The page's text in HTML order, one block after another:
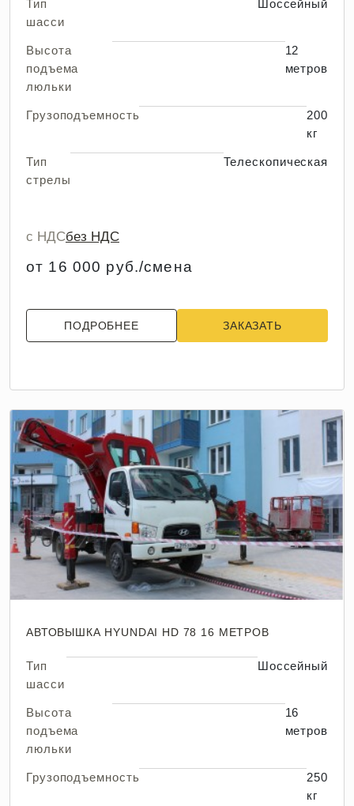
Тип
шасси
Шоссейный
Высота
подъема
люльки
12
метров
Грузоподъемность
200
кг
Тип
стрелы
Телескопическая
с НДСбез НДС
от 16 000 руб./смена
ПОДРОБНЕЕ ЗАКАЗАТЬ
АВТОВЫШКА HYUNDAI HD 78 16 МЕТРОВ
Тип
шасси
Шоссейный
Высота
подъема
люльки
16
метров
Грузоподъемность
250
кг